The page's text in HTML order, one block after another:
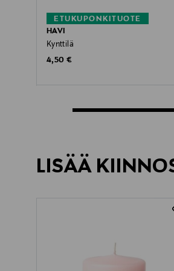
ETUKUPONKITUOTE
HAVI
Kynttilä
Original Price
4,50 €
LISÄÄ